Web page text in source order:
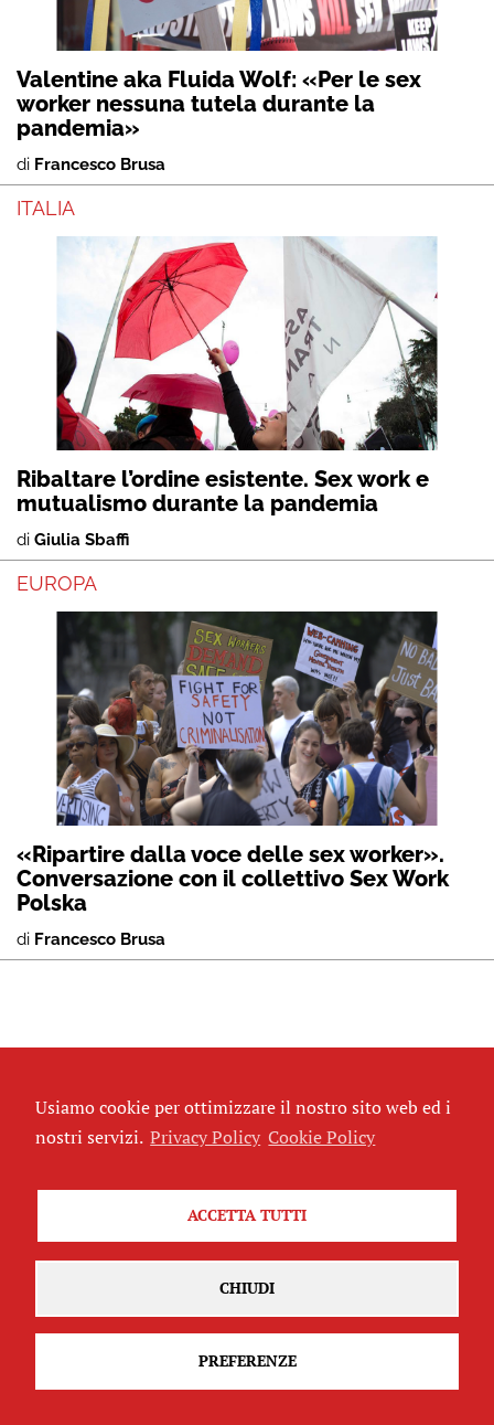
Valentine aka Fluida Wolf: «Per le sex
worker nessuna tutela durante la
pandemia»
di Francesco Brusa
ITALIA
Ribaltare l’ordine esistente. Sex work e
mutualismo durante la pandemia
di Giulia Sbaffi
EUROPA
«Ripartire dalla voce delle sex worker».
Conversazione con il collettivo Sex Work
Polska
di Francesco Brusa
DINAMOPRESS è un progetto di informazione
cooperazione tra diversi spazi sociali di Roma,
giornalistə professionistə, ricercatorə universitarə,
video maker e attivistə
Usiamo cookie per ottimizzare il nostro sito web ed i
nostri servizi. Privacy Policy Cookie Policy
ACCETTA TUTTI
CHIUDI
PREFERENZE